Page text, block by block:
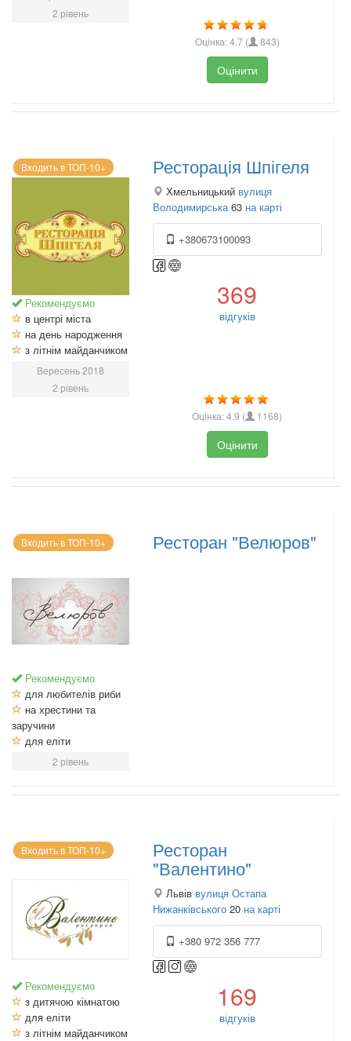
2 рівень
Оцінка:4.7 ( 843)
Оцінити
Входить в ТОП-10+
Рекомендуємо
в центрі міста
на день народження
з літнім майданчиком
Вересень 2018
2 рівень
Ресторація Шпігеля
Хмельницький вулиця
Володимирська63 на карті
+380673100093
369
відгуків
Оцінка:4.9 ( 1168)
Оцінити
Входить в ТОП-10+
Рекомендуємо
для любителів риби
на хрестини та
заручини
для еліти
2 рівень
Ресторан "Велюров"
Входить в ТОП-10+
Рекомендуємо
з дитячою кімнатою
для еліти
з літнім майданчиком
Ресторан
"Валентино"
Львів вулиця Остапа
Нижанківського 20 на карті
+380 972 356 777
169
відгуків